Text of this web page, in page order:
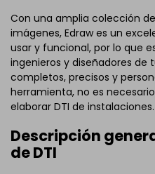
Con una amplia colección
imágenes, Edraw es un
usar y funcional, por lo que
ingenieros y diseñadores de
completos, precisos y
herramienta, no es
elaborar DTI de instalaciones.
Descripción
de DTI